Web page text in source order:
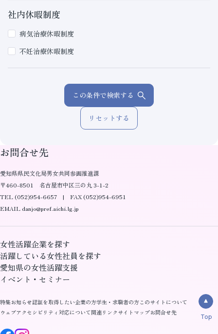
社内休暇制度
病気治療休暇制度
不妊治療休暇制度
この条件で検索する
リセットする
お問合せ先
愛知県県民文化局男女共同参画推進課
〒460-8501 名古屋市中区三の丸 3-1-2
TEL (052)954-6657 | FAX (052)954-6951
EMAIL danjo@pref.aichi.lg.jp
女性活躍企業を探す
活躍している女性社員を探す
愛知県の女性活躍支援
イベント・セミナー
特集お知らせ認証を取得したい企業の方学生・求職者の方このサイトについて
ウェブアクセシビリティ対応について関連リンクサイトマップお問合せ先
Top